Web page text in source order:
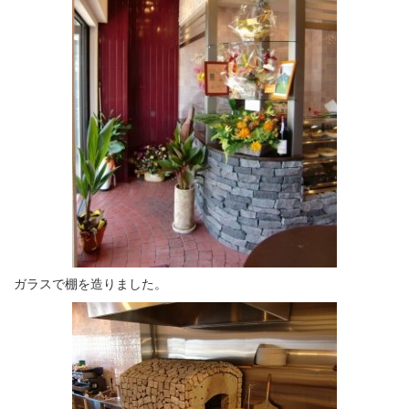
ガラスで棚を造りました。